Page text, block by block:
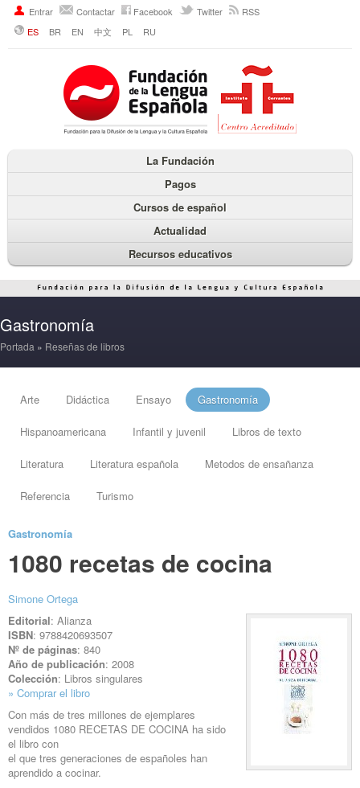
Entrar Contactar Facebook Twitter
RSS
ES
BR EN 中文 PL RU
La Fundación
Pagos
Cursos de español
Actualidad
Recursos educativos
Gastronomía
Portada » Reseñas de libros
Arte Didáctica Ensayo Gastronomía
Hispanoamericana Infantil y juvenil Libros de texto
Literatura Literatura española Metodos de ensañanza
Referencia Turismo
Gastronomía
1080 recetas de cocina
Simone Ortega
Editorial: Alianza
ISBN: 9788420693507
Nº de páginas: 840
Año de publicación: 2008
Colección: Libros singulares
» Comprar el libro
Con más de tres millones de ejemplares
vendidos 1080 RECETAS DE COCINA ha sido
el libro con
el que tres generaciones de españoles han
aprendido a cocinar.